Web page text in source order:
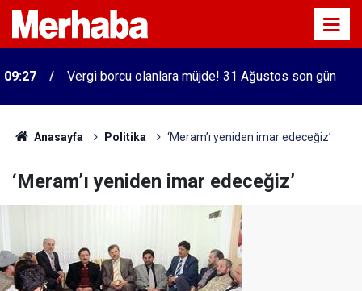
09:27 Vergi borcu olanlara müjde! 31 Ağustos son gün
Anasayfa Politika ‘Meram’ı yeniden imar edeceğiz’
‘Meram’ı yeniden imar edeceğiz’